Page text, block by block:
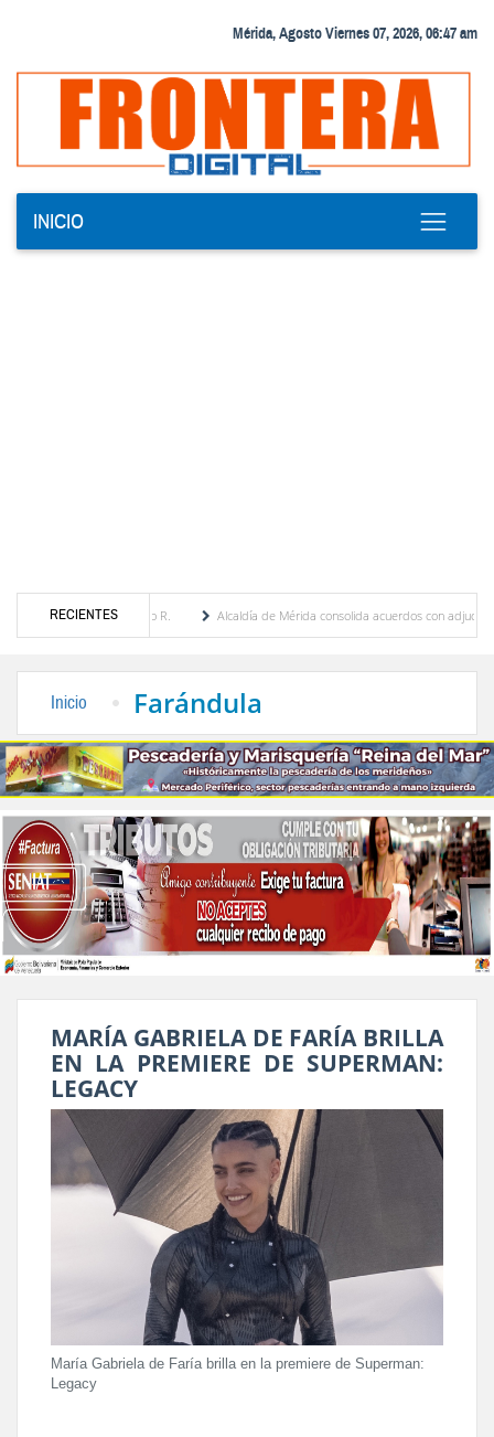
Mérida, Agosto Viernes 07, 2026, 06:47 am
INICIO
RECIENTES
Cordero R.
Alcaldía de Mérida consolida acuerdos con adjudicatarios del
Inicio Farándula
MARÍA GABRIELA DE FARÍA BRILLA
EN LA PREMIERE DE SUPERMAN:
LEGACY
María Gabriela de Faría brilla en la premiere de Superman:
Legacy